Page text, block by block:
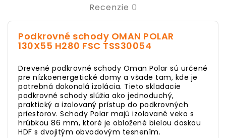
Recenzie 0
Podkrovné schody OMAN POLAR
130X55 H280 FSC TSS30054
Drevené podkrovné schody Oman Polar sú určené
pre nízkoenergetické domy a všade tam, kde je
potrebná dokonalá izolácia. Tieto skladacie
podkrovné schody slúžia ako jednoduchý,
praktický a izolovaný prístup do podkrovných
priestorov. Schody Polar majú izolované veko s
hrúbkou 86 mm, ktoré je obložené bielou doskou
HDF s dvojitým obvodovým tesnením.